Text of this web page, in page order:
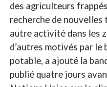
des agriculteurs
recherche de nouvelles
autre activité dans les
d’autres motivés par le
potable, a ajouté la
publié quatre jours